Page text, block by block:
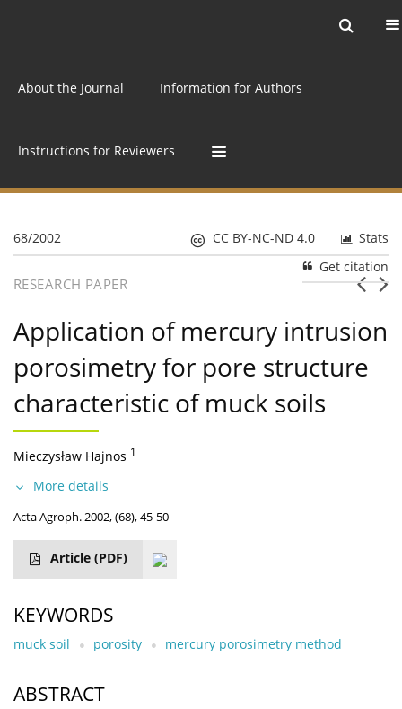
About the Journal Information for Authors
Instructions for Reviewers
68/2002 Stats
CC BY-NC-ND 4.0
Get citation
RESEARCH PAPER
Application of mercury intrusion
porosimetry for pore structure
characteristic of muck soils
Mieczysław Hajnos 1
More details
Acta Agroph. 2002, (68), 45-50
Article (PDF)
KEYWORDS
muck soil porosity mercury porosimetry method
ABSTRACT